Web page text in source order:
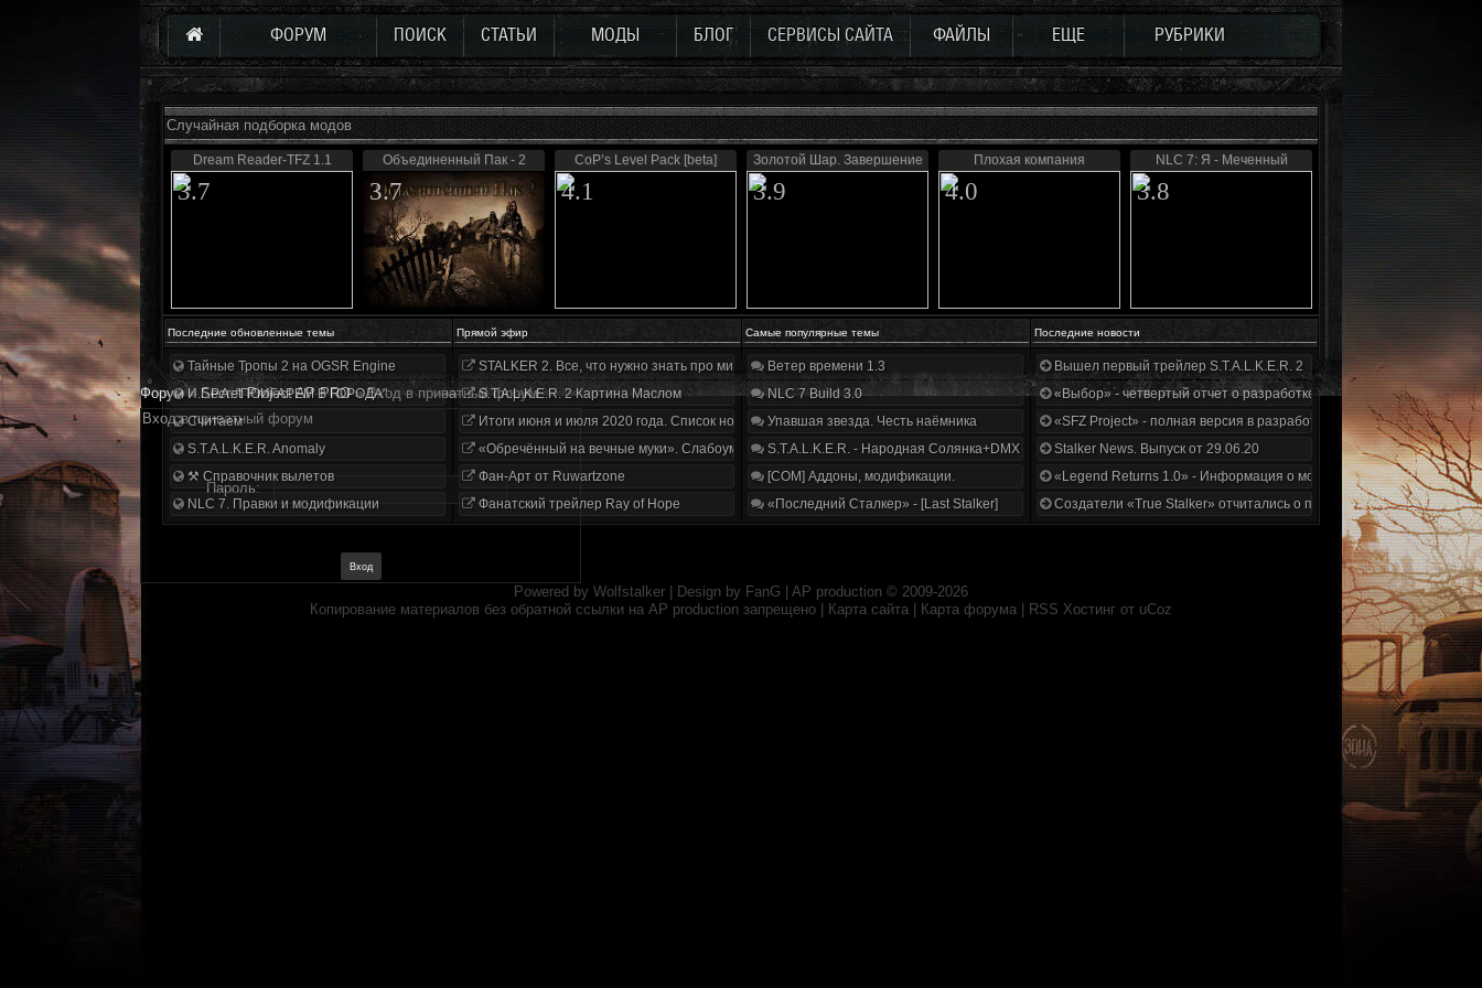
ФОРУМ ПОИСК СТАТЬИ МОДЫ БЛОГ СЕРВИСЫ САЙТА ФАЙЛЫ ЕЩЕ РУБРИКИ
Случайная подборка модов
Dream Reader-TFZ 1.1
3.7
Объединенный Пак - 2
3.7
CoP’s Level Pack [beta]
4.1
Золотой Шар. Завершение
3.9
Плохая компания
4.0
NLC 7: Я - Меченный
3.8
Последние обновленные темы Прямой эфир Самые популярные темы Последние новости
Тайные Тропы 2 на OGSR Engine
И.Г.Р.А. "ПОИГАРЕМ В ГОРОДА"
Считаем
S.T.A.L.K.E.R. Anomaly
⚒ Справочник вылетов
NLC 7. Правки и модификации
STALKER 2. Все, что нужно знать про мир, геймплей и сюжет | Разбор трейлера
S.T.A.L.K.E.R. 2 Картина Маслом
Итоги июня и июля 2020 года. Список нововведений
«Обречённый на вечные муки». Слабоумие и отвага
Фан-Арт от Ruwartzone
Фанатский трейлер Ray of Hope
Ветер времени 1.3
NLC 7 Build 3.0
Упавшая звезда. Честь наёмника
S.T.A.L.K.E.R. - Народная Солянка+DMX 1.3.5.ООП.МА.К.
[COM] Аддоны, модификации.
«Последний Сталкер» - [Last Stalker]
Вышел первый трейлер S.T.A.L.K.E.R. 2
«Выбор» - четвертый отчет о разработке!
«SFZ Project» - полная версия в разработке!
Stalker News. Выпуск от 29.06.20
«Legend Returns 1.0» - Информация о моде за июнь 2020
Создатели «True Stalker» отчитались о проделанной работе
Форум » Secret Project AP PRO » Вход в приватный форум
Вход в приватный форум
Пароль:
Powered by Wolfstalker | Design by FanG AP production © 2009-2026
Копирование материалов без обратной ссылки на AP production запрещено | Карта сайта Карта форума RSS Хостинг от uCoz